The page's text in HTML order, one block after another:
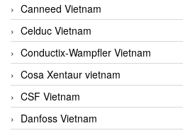
Canneed Vietnam
Celduc Vietnam
Conductix-Wampfler Vietnam
Cosa Xentaur vietnam
CSF Vietnam
Danfoss Vietnam